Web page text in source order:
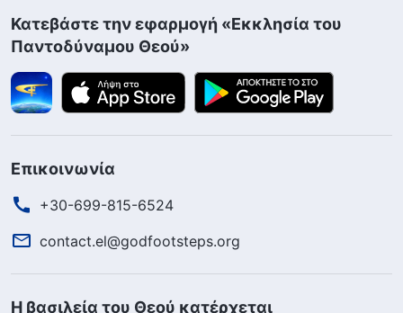
Κατεβάστε την εφαρμογή «Εκκλησία του
Παντοδύναμου Θεού»
Επικοινωνία
+30-699-815-6524
contact.el@godfootsteps.org
Η βασιλεία του Θεού κατέρχεται